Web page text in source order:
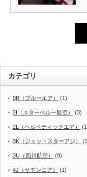
カテゴリ
0B（ブルーエア） (1)
2I（スターペルー航空） (3)
2L（ヘルベティックエア）
3K（ジェットスターアジ）
3U（四川航空） (9)
4J（サモンエア） (1)